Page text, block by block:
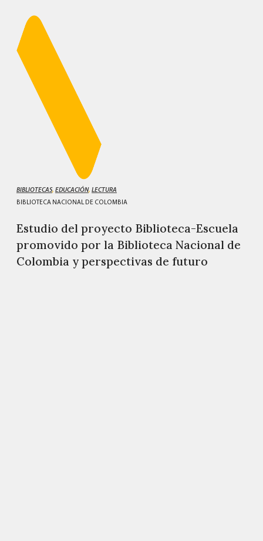
BIBLIOTECAS, EDUCACIÓN, LECTURA
BIBLIOTECA NACIONAL DE COLOMBIA
Estudio del proyecto Biblioteca-Escuela
promovido por la Biblioteca Nacional de
Colombia y perspectivas de futuro